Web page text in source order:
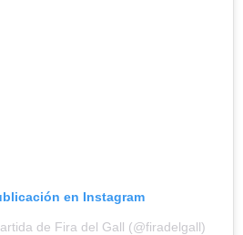
en Instagram
de Fira del Gall (@firadelgall)